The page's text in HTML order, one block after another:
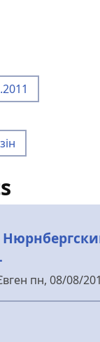
пн, 08/08/